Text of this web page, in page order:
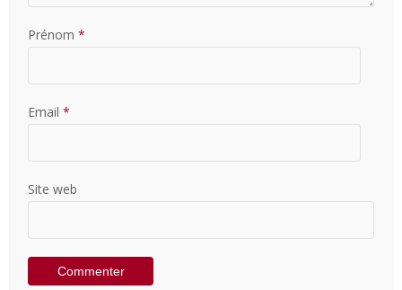
Prénom *
Email *
Site web